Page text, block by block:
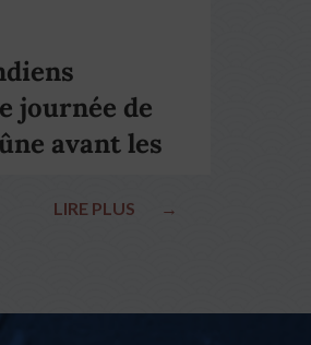
journée de
avant les
LIRE PLUS →